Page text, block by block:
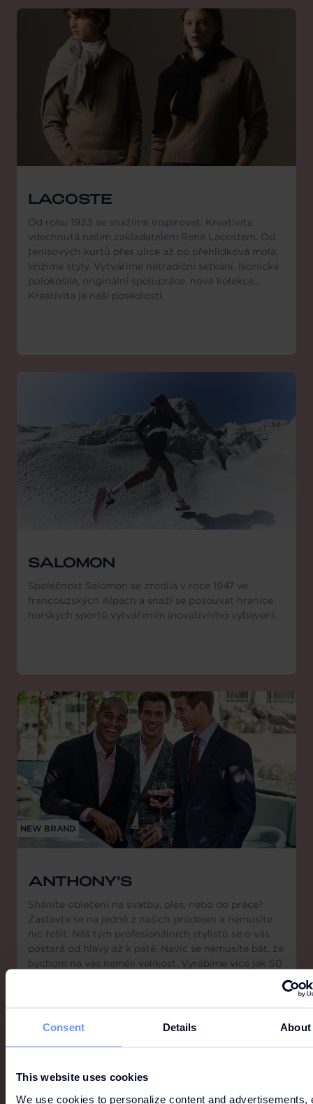
Consent Details About
This website uses cookies
We use cookies to personalize content and advertisements,
LACOSTE
Od roku 1933 se snažíme inspirovat. Kreativita
vdechnutá naším zakladatelem René Lacostem. Od
tenisových kurtů přes ulice až po přehlídková mola,
křížíme styly. Vytváříme netradiční setkání. Ikonické
polokošile, originální spolupráce, nové kolekce...
Kreativita je naší posedlostí.
SALOMON
Společnost Salomon se zrodila v roce 1947 ve
francouzských Alpách a snaží se posouvat hranice
horských sportů vytvářením inovativního vybavení.
NEW BRAND
ANTHONY'S
Sháníte oblečení na svatbu, ples, nebo do práce?
Zastavte se na jedné z našich prodejen a nemusíte
nic řešit. Náš tým profesionálních stylistů se o vás
postará od hlavy až k patě. Navíc se nemusíte bát, že
bychom na vás neměli velikost. Vyrábíme více jak 50